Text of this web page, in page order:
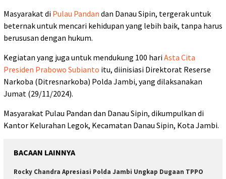
Masyarakat di Pulau Pandan dan Danau Sipin, tergerak untuk
beternak untuk mencari kehidupan yang lebih baik, tanpa harus
berususan dengan hukum.
Kegiatan yang juga untuk mendukung 100 hariAsta Cita
Presiden Prabowo Subianto itu, diinisiasi Direktorat Reserse
Narkoba (Ditresnarkoba) Polda Jambi, yang dilaksanakan
Jumat (29/11/2024).
Masyarakat Pulau Pandan dan Danau Sipin, dikumpulkan di
Kantor Kelurahan Legok, Kecamatan Danau Sipin, Kota Jambi.
BACAAN LAINNYA
Rocky Chandra Apresiasi Polda Jambi Ungkap Dugaan TPPO